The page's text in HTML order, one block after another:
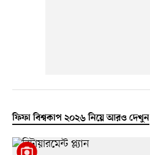
ফিফা বিশ্বকাপ ২০২৬ নিয়ে আরও দেখুন